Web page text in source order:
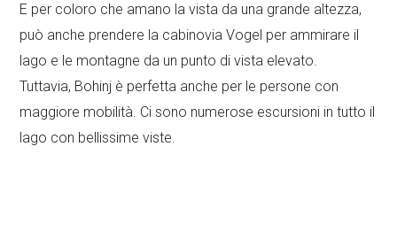
E per coloro che amano la vista da una grande altezza,
può anche prendere la cabinovia Vogel per ammirare il
lago e le montagne da un punto di vista elevato.
Tuttavia, Bohinj è perfetta anche per le persone con
maggiore mobilità. Ci sono numerose escursioni in tutto il
lago con bellissime viste.